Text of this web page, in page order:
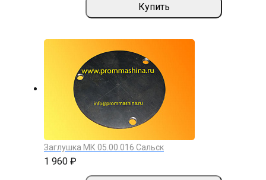
Купить
Заглушка МК 05.00.016 Сальск
1 960 ₽